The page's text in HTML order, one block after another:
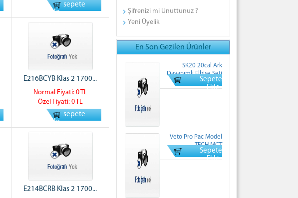
sepete
ekle
E216BCYB Klas 2 1700...
Normal Fiyati: 0 TL
Özel Fiyati: 0 TL
sepete
ekle
E214BCRB Klas 2 1700...
Şifrenizi mi Unuttunuz ?
Yeni Üyelik
En Son Gezilen Ürünler
SK20 20cal Ark
Dayanımlı Elbise Seti
Normal Fiyati: 0 TL
Sepete
Ekle
Veto Pro Pac Model
TECH MCT
Normal Fiyati: 0 TL
Sepete
Ekle